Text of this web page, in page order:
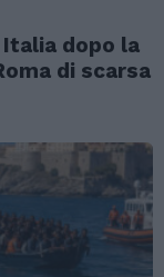
dopo la
di scarsa